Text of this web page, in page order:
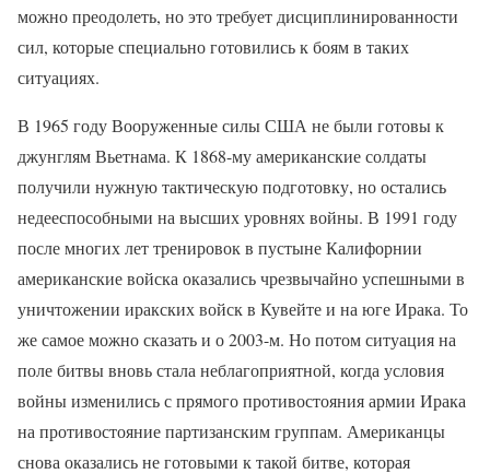
можно преодолеть, но это требует дисциплинированности
сил, которые специально готовились к боям в таких
ситуациях.
В 1965 году Вооруженные силы США не были готовы к
джунглям Вьетнама. К 1868-му американские солдаты
получили нужную тактическую подготовку, но остались
недееспособными на высших уровнях войны. В 1991 году
после многих лет тренировок в пустыне Калифорнии
американские войска оказались чрезвычайно успешными в
уничтожении иракских войск в Кувейте и на юге Ирака. То
же самое можно сказать и о 2003-м. Но потом ситуация на
поле битвы вновь стала неблагоприятной, когда условия
войны изменились с прямого противостояния армии Ирака
на противостояние партизанским группам. Американцы
снова оказались не готовыми к такой битве, которая